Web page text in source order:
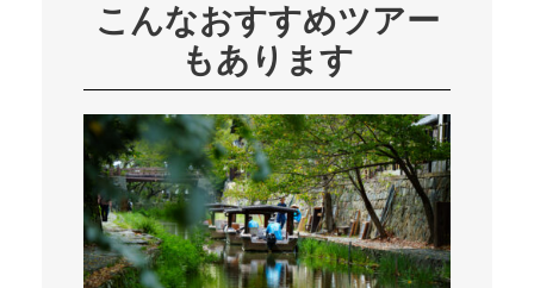
こんなおすすめツアー
もあります